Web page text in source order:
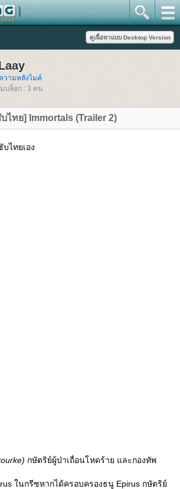
วามหลังไมค์
บล็อก : 3 คน
ไทย] Immortals (Trailer 2)
ไทยเอง
กษัตริย์ผู้ป่าเถื่อนโหดร้าย และกองทัพ
ในกรีซหากได้ครอบครองธนู Epirus กษัตริย์